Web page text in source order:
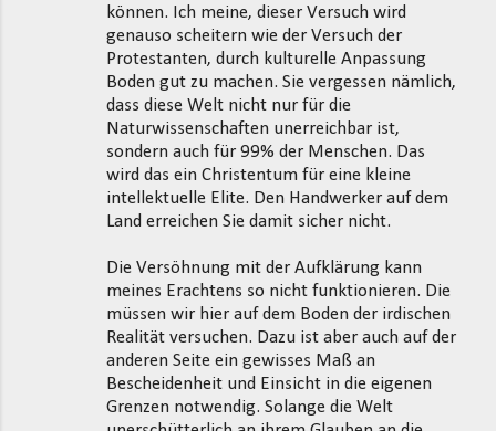
können. Ich meine, dieser Versuch wird
genauso scheitern wie der Versuch der
Protestanten, durch kulturelle Anpassung
Boden gut zu machen. Sie vergessen nämlich,
dass diese Welt nicht nur für die
Naturwissenschaften unerreichbar ist,
sondern auch für 99% der Menschen. Das
wird das ein Christentum für eine kleine
intellektuelle Elite. Den Handwerker auf dem
Land erreichen Sie damit sicher nicht.
Die Versöhnung mit der Aufklärung kann
meines Erachtens so nicht funktionieren. Die
müssen wir hier auf dem Boden der irdischen
Realität versuchen. Dazu ist aber auch auf der
anderen Seite ein gewisses Maß an
Bescheidenheit und Einsicht in die eigenen
Grenzen notwendig. Solange die Welt